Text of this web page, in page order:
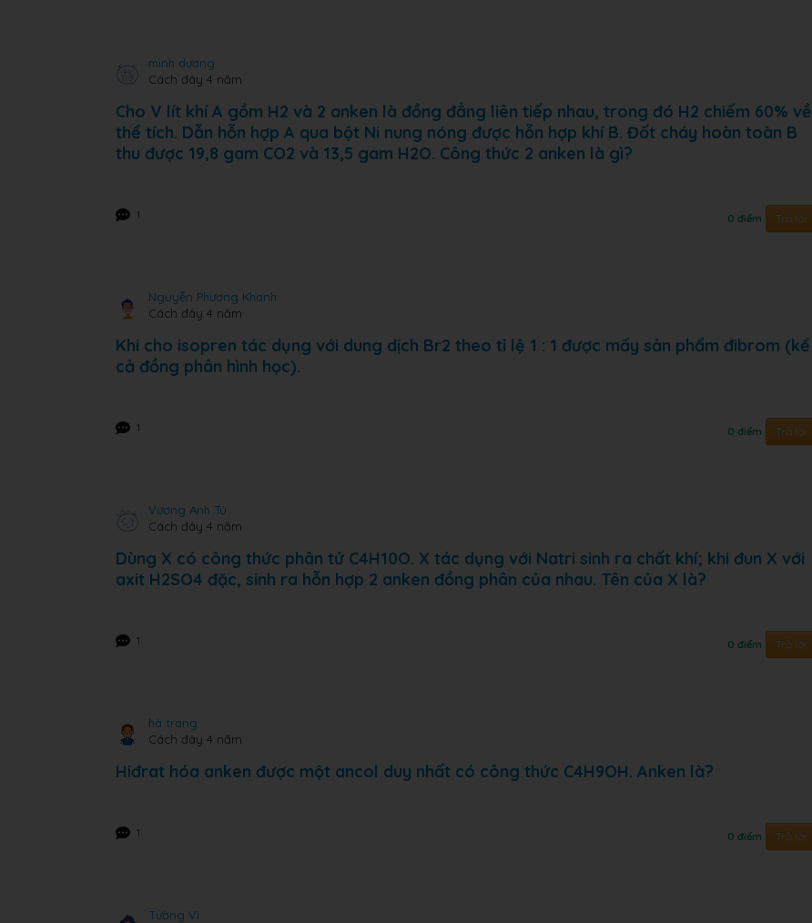
minh dương
Cách đây 4 năm
Cho V lít khí A gồm H2 và 2 anken là đồng đẳng liên tiếp nhau, trong đó H2 chiếm 60% về
thể tích. Dẫn hỗn hợp A qua bột Ni nung nóng được hỗn hợp khí B. Đốt cháy hoàn toàn B
thu được 19,8 gam CO2 và 13,5 gam H2O. Công thức 2 anken là gì?
1 0 điểm Trả lời
Nguyễn Phương Khanh
Cách đây 4 năm
Khi cho isopren tác dụng với dung dịch Br2 theo tỉ lệ 1 : 1 được mấy sản phẩm đibrom (kể
cả đồng phân hình học).
1 0 điểm Trả lời
Vương Anh Tú
Cách đây 4 năm
Dùng X có công thức phân tử C4H10O. X tác dụng với Natri sinh ra chất khí; khi đun X với
axit H2SO4 đặc, sinh ra hỗn hợp 2 anken đồng phân của nhau. Tên của X là?
1 0 điểm Trả lời
hà trang
Cách đây 4 năm
Hiđrat hóa anken được một ancol duy nhất có công thức C4H9OH. Anken là?
1 0 điểm Trả lời
Tường Vi